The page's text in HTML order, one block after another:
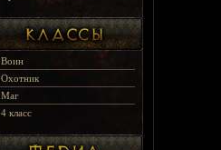
Воин
Охотник
Маг
4 класс